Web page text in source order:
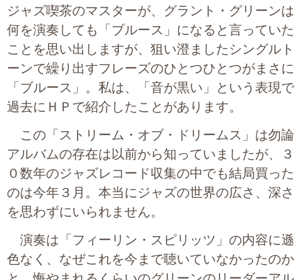
ジャズ喫茶のマスターが、グラント・グリーンは
何を演奏しても「ブルース」になると言っていた
ことを思い出しますが、狙い澄ましたシングルト
ーンで繰り出すフレーズのひとつひとつがまさに
「ブルース」。私は、「音が黒い」という表現で
過去にＨＰで紹介したことがあります。
この「ストリーム・オブ・ドリームス」は勿論
アルバムの存在は以前から知っていましたが、３
０数年のジャズレコード収集の中でも結局買った
のは今年３月。本当にジャズの世界の広さ、深さ
を思わずにいられません。
演奏は「フィーリン・スピリッツ」の内容に遜
色なく、なぜこれを今まで聴いていなかったのか